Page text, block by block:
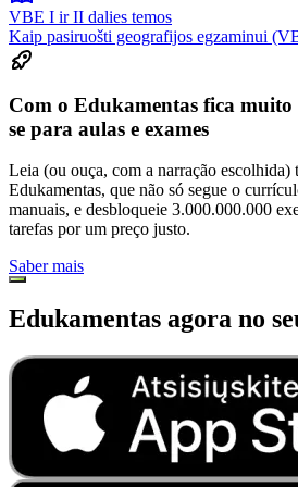
VBE I ir II dalies temos
Kaip pasiruošti geografijos egzaminui
Com o Edukamentas fica
se para aulas e exames
Leia (ou ouça, com a narração
Edukamentas, que não só segue o
manuais, e desbloqueie 3.000.000.000
tarefas por um preço justo.
Saber mais
Edukamentas agora no